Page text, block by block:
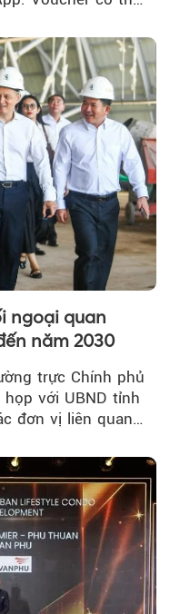
ngoại quan
năm 2030
trực Chính phủ
với UBND tỉnh
đơn vị liên quan